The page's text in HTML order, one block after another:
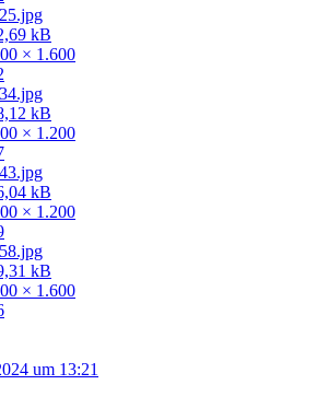
kB
× 1.600
kB
× 1.200
kB
× 1.200
kB
× 1.600
um 13:21